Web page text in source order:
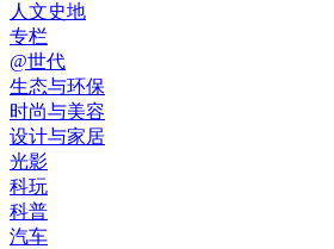
人文史地
专栏
@世代
生态与环保
时尚与美容
设计与家居
光影
科玩
科普
汽车